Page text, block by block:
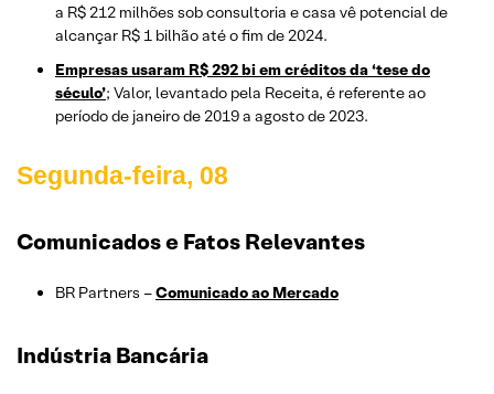
a R$ 212 milhões sob consultoria e casa vê potencial de
alcançar R$ 1 bilhão até o fim de 2024.
Empresas usaram R$ 292 bi em créditos da ‘tese do
século’; Valor, levantado pela Receita, é referente ao
período de janeiro de 2019 a agosto de 2023.
Segunda-feira, 08
Comunicados e Fatos Relevantes
BR Partners –Comunicado ao Mercado
Indústria Bancária